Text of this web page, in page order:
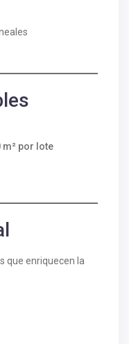
m² por lote
que enriquecen la